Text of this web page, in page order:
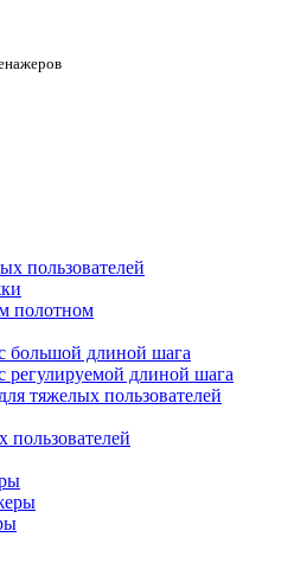
пользователей
полотном
большой длиной шага
регулируемой длиной шага
тяжелых пользователей